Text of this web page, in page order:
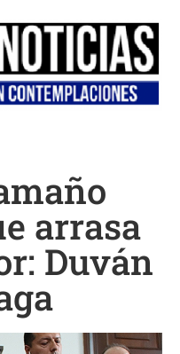
arrasa
Duván